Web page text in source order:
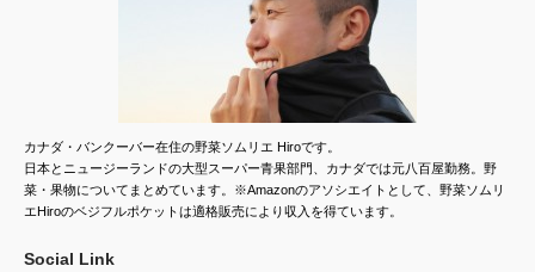
カナダ・バンクーバー在住の野菜ソムリエ Hiroです。
日本とニュージーランドの大型スーパー青果部門、カナダでは元八百屋勤務。野
菜・果物についてまとめています。※Amazonのアソシエイトとして、野菜ソムリ
エHiroのベジフルポケットは適格販売により収入を得ています。
Social Link